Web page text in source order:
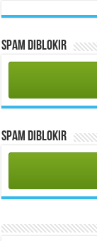
Spam Diblokir
Spam Diblokir